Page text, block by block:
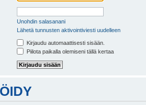
Unohdin salasanani
Lähetä tunnusten aktivointiviesti uudelleen
Kirjaudu automaattisesti sisään.
Piilota paikalla olemiseni tällä kertaa